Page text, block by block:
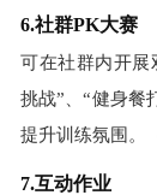
6.社群PK大赛
可在社群内开展
挑战”、“健身餐
提升训练氛围。
7.互动作业